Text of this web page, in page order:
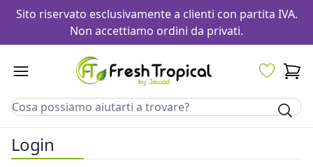
Sito riservato esclusivamente a clienti con partita IVA.
Non accettiamo ordini da privati.
Login